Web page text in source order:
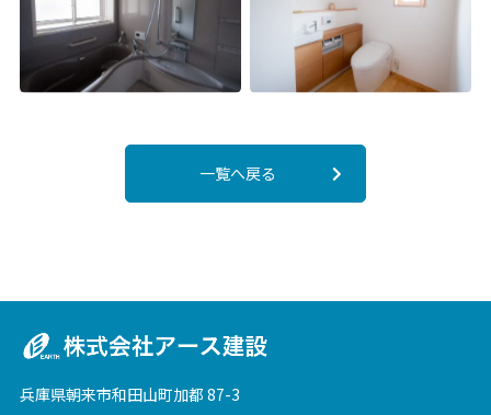
一覧へ戻る
兵庫県朝来市和田山町加都 87-3